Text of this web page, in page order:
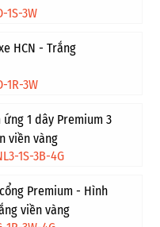
1S-3W
HCN - Trắng
1R-3W
ứng 1 dây Premium 3
viền vàng
1S-3B-4G
Premium - Hình
viền vàng